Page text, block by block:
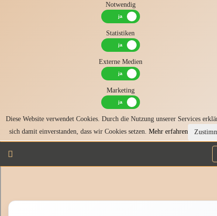
Notwendig
Statistiken
Externe Medien
Marketing
Diese Website verwendet Cookies. Durch die Nutzung unserer Services
sich damit einverstanden, dass wir Cookies setzen. Mehr erfahren